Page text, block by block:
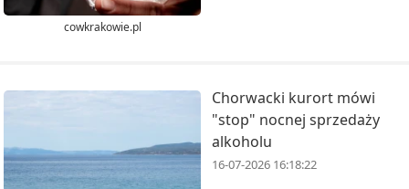
cowkrakowie.pl
Chorwacki kurort mówi
"stop" nocnej sprzedaży
alkoholu
16-07-2026 16:18:22